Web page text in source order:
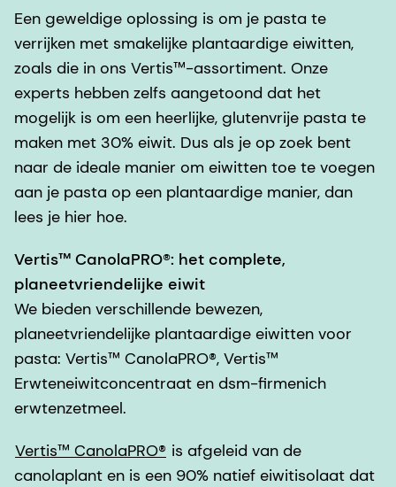
Een geweldige oplossing is om je pasta te
verrijken met smakelijke plantaardige eiwitten,
zoals die in ons Vertis™-assortiment. Onze
experts hebben zelfs aangetoond dat het
mogelijk is om een heerlijke, glutenvrije pasta te
maken met 30% eiwit. Dus als je op zoek bent
naar de ideale manier om eiwitten toe te voegen
aan je pasta op een plantaardige manier, dan
lees je hier hoe.
Vertis™ CanolaPRO®: het complete,
planeetvriendelijke eiwit
We bieden verschillende bewezen,
planeetvriendelijke plantaardige eiwitten voor
pasta: Vertis™ CanolaPRO®, Vertis™
Erwteneiwitconcentraat en dsm-firmenich
erwtenzetmeel.
Vertis™ CanolaPRO® is afgeleid van de
canolaplant en is een 90% natief eiwitisolaat dat